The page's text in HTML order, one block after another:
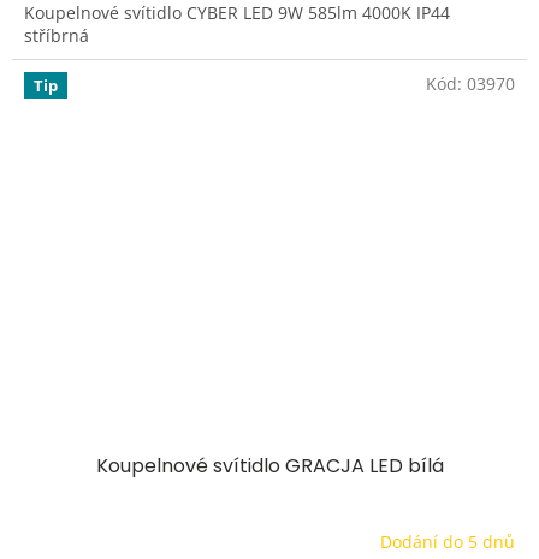
Koupelnové svítidlo CYBER LED 9W 585lm 4000K IP44
stříbrná
Tip
Koupelnové svítidlo GRACJA LED bílá
Dodání do 5 dnů
Kód: 03970